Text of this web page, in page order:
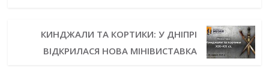
КИНДЖАЛИ ТА КОРТИКИ: У ДНІПРІ
ВІДКРИЛАСЯ НОВА МІНІВИСТАВКА